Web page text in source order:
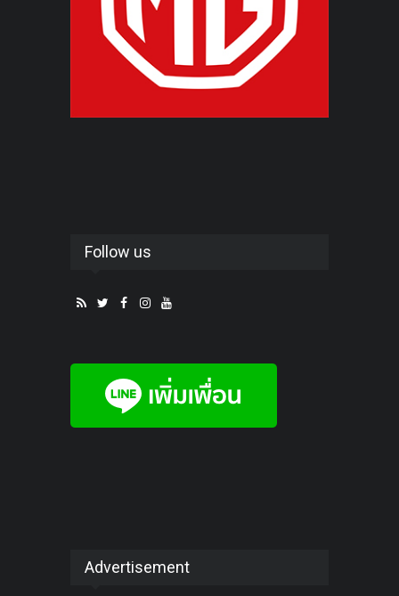
Follow us
Advertisement